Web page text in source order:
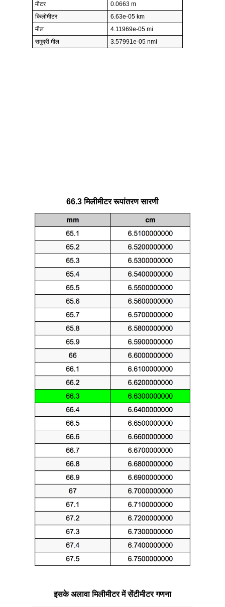
मीटर
0.0663 m
किलोमीटर
6.63e-05 km
मील
4.11969e-05 mi
समुद्री मील
3.57991e-05 nmi
66.3 मिलीमीटर रूपांतरण सारणी
इसके अलावा मिलीमीटर में सेंटीमीटर गणना